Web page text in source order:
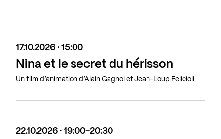
17.10.2026 · 15:00
Nina et le secret du hérisson
Un film d’animation d’Alain Gagnol et Jean-Loup Felicioli
22.10.2026 · 19:00-20:30